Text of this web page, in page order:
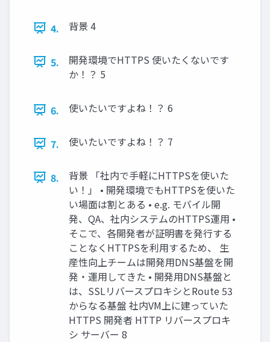
4. 背景 4
5.
開発環境でHTTPS 使いたくないです
か！？ 5
6. 使いたいですよね！？ 6
7. 使いたいですよね！？ 7
8.
背景 「社内で手軽にHTTPSを使いた
い！」 • 開発環境でもHTTPSを使いた
い場面は割とある • e.g. モバイル開
発、QA、社内システムのHTTPS運用 •
そこで、各開発者が証明書を発行する
ことなくHTTPSを利用するため、 生
産性向上チームは開発用DNS基盤を開
発・運用してきた • 開発用DNS基盤と
は、SSLリバースプロキシとRoute 53
からなる基盤 社内VM上に建っていた
HTTPS 開発者 HTTP リバースプロキ
シ サーバー 8